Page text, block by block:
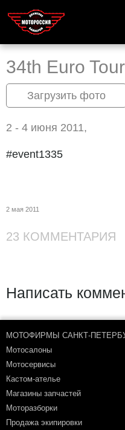
34th Euro
Загрузить фото
2 - 4 июня 2011,
#event1335
2 мая 2011
23 КОММЕНТАРИЯ
Написать
МОТОФИРМЫ САНКТ-
Мотосалоны
Мотосервисы
Кастом-ателье
Магазины запчастей
Моторазборки
Продажа экипировки